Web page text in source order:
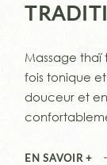
Massage thaï
fois tonique
douceur et
EN SAVOIR +